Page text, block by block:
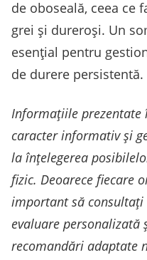
de oboseală, ceea ce
grei și dureroși. Un
esențial pentru
de durere persistentă.
Informațiile prezentate
caracter informativ și
la înțelegerea
fizic. Deoarece fiecare
important să
evaluare
recomandări adaptate